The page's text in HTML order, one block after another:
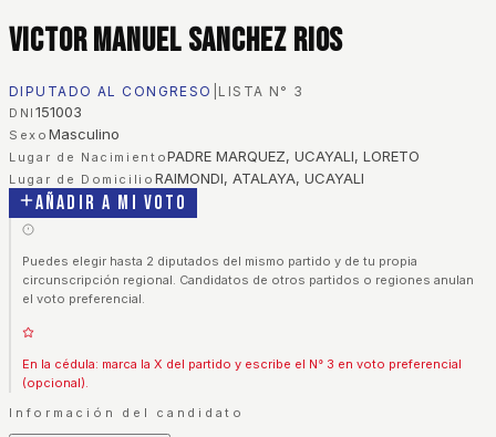
Victor Manuel Sanchez Rios
DIPUTADO AL CONGRESO LISTA N° 3
DNI 151003
Sexo Masculino
Lugar de NacimientoPADRE MARQUEZ, UCAYALI, LORETO
Lugar de Domicilio RAIMONDI, ATALAYA, UCAYALI
Añadir a mi voto
Puedes elegir hasta 2 diputados del mismo partido y de tu propia
circunscripción regional. Candidatos de otros partidos o regiones anulan
el voto preferencial.
En la cédula: marca la X del partido y escribe el N° 3 en voto preferencial
(opcional).
Información del candidato